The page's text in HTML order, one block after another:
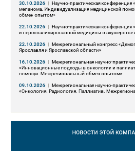
30.10.2026 | Научно-практическая
меланома. Индивидуализация медицинской
обмен опытом»
22.10.2026 | Научно-практическая
и персонализированной медицины в акушерстве
22.10.2026 | Межрегиональный конгресс
Ярославля и Ярославской области»
16.10.2026 | Межрегиональная научно-
«Инновационные подходы в онкологии и
помощи. Межрегиональный обмен опытом»
09.10.2026 | Межрегиональная научно-
«Онкология. Радиология. Паллиатив.
НОВОСТИ ЭТОЙ